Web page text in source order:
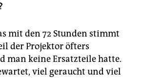
mit den 72 Stunden stimmt
der Projektor öfters
man keine Ersatzteile hatte.
viel geraucht und viel